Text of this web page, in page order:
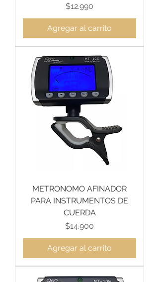
Precio
$12.990
Agregar al carrito
METRONOMO AFINADOR
PARA INSTRUMENTOS DE
CUERDA
Precio
$14.900
Agregar al carrito